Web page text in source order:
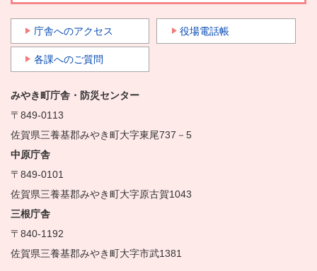
庁舎へのアクセス 役場電話帳
各課へのご質問
みやき町庁舎・防災センター
〒849-0113
佐賀県三養基郡みやき町大字東尾737－5
中原庁舎
〒849-0101
佐賀県三養基郡みやき町大字原古賀1043
三根庁舎
〒840-1192
佐賀県三養基郡みやき町大字市武1381